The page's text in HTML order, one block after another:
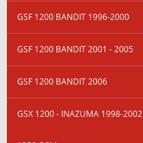
GSF 1200 BANDIT 1996-2000
GSF 1200 BANDIT 2001 - 2005
GSF 1200 BANDIT 2006
GSX 1200 - INAZUMA 1998-2002